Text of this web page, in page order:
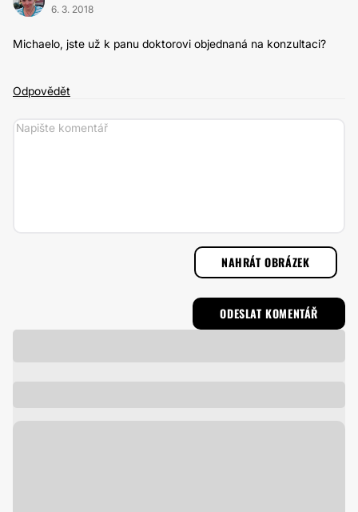
6. 3. 2018
Michaelo, jste už k panu doktorovi objednaná na konzultaci?
Odpovědět
NAHRÁT OBRÁZEK